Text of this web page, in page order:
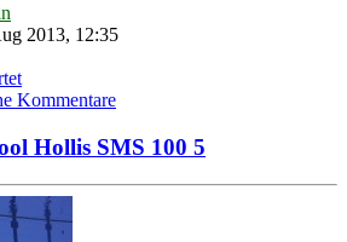
2013, 12:35
Kommentare
Hollis SMS 100 5